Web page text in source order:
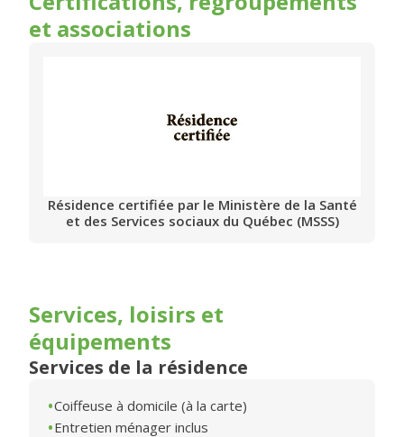
et associations
Résidence certifiée par le Ministère de la Santé
et des Services sociaux du Québec (MSSS)
Services, loisirs et
équipements
Services de la résidence
Coiffeuse à domicile (à la carte)
Entretien ménager inclus